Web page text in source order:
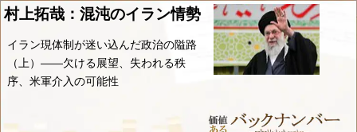
村上拓哉：混沌のイラン情勢
イラン現体制が迷い込んだ政治の隘路
（上）――欠ける展望、失われる秩
序、米軍介入の可能性